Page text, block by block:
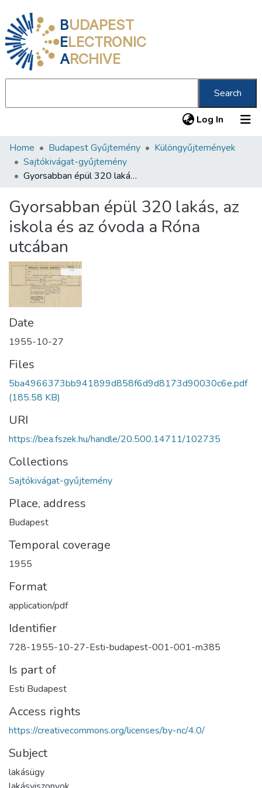
BUDAPEST
ELECTRONIC
ARCHIVE
Search
Log In (current)
Communities & Collections
All of DSpace
About us
Home Budapest Gyűjtemény
Különgyűjtemények
Sajtókivágat-gyűjtemény
Gyorsabban épül 320 lakás, az iskola és az óvoda a Róna utcában
Gyorsabban épül 320 lakás, az
iskola és az óvoda a Róna
utcában
Date
1955-10-27
Files
5ba4966373bb941899d858f6d9d8173d90030c6e.pdf
(185.58 KB)
URI
https://bea.fszek.hu/handle/20.500.14711/102735
Collections
Sajtókivágat-gyűjtemény
Place, address
Budapest
Temporal coverage
1955
Format
application/pdf
Identifier
728-1955-10-27-Esti-budapest-001-001-m385
Is part of
Esti Budapest
Access rights
https://creativecommons.org/licenses/by-nc/4.0/
Subject
lakásügy